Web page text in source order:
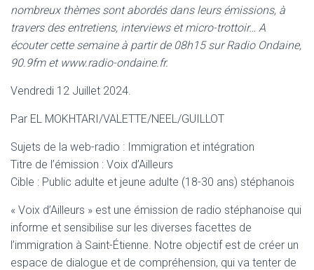
nombreux thèmes sont abordés dans leurs émissions, à
travers des entretiens, interviews et micro-trottoir… A
écouter cette semaine à partir de 08h15 sur Radio Ondaine,
90.9fm et www.radio-ondaine.fr.
Vendredi 12 Juillet 2024.
Par EL MOKHTARI/VALETTE/NEEL/GUILLOT
Sujets de la web-radio : Immigration et intégration
Titre de l’émission : Voix d’Ailleurs
Cible : Public adulte et jeune adulte (18-30 ans) stéphanois
« Voix d’Ailleurs » est une émission de radio stéphanoise qui
informe et sensibilise sur les diverses facettes de
l’immigration à Saint-Étienne. Notre objectif est de créer un
espace de dialogue et de compréhension, qui va tenter de